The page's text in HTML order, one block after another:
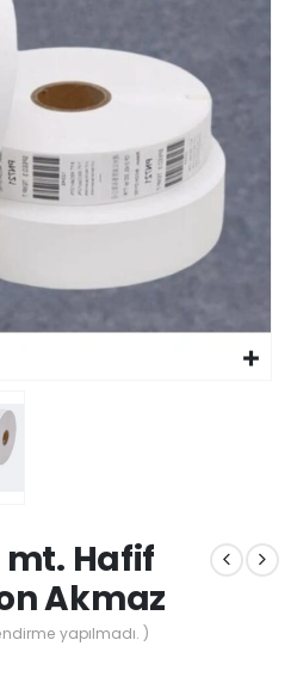
mt. Hafif
Akmaz
yapılmadı. )